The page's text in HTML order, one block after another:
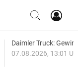
Daimler Truck:
07.08.2026, 13:01